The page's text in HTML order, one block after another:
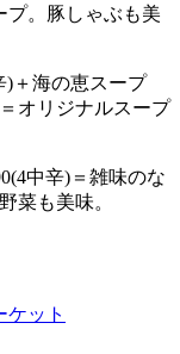
プ。豚しゃぶも美
)＋海の恵スープ
オリジナルスープ
中辛)＝雑味のな
菜も美味。
ケット